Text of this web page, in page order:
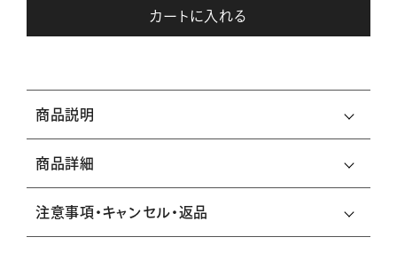
カートに入れる
商品説明
商品詳細
注意事項・キャンセル・返品